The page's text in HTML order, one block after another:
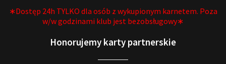
∗Dostęp 24h TYLKO dla osób z wykupionym karnetem. Poza
w/w godzinami klub jest bezobsługowy∗
Honorujemy karty partnerskie